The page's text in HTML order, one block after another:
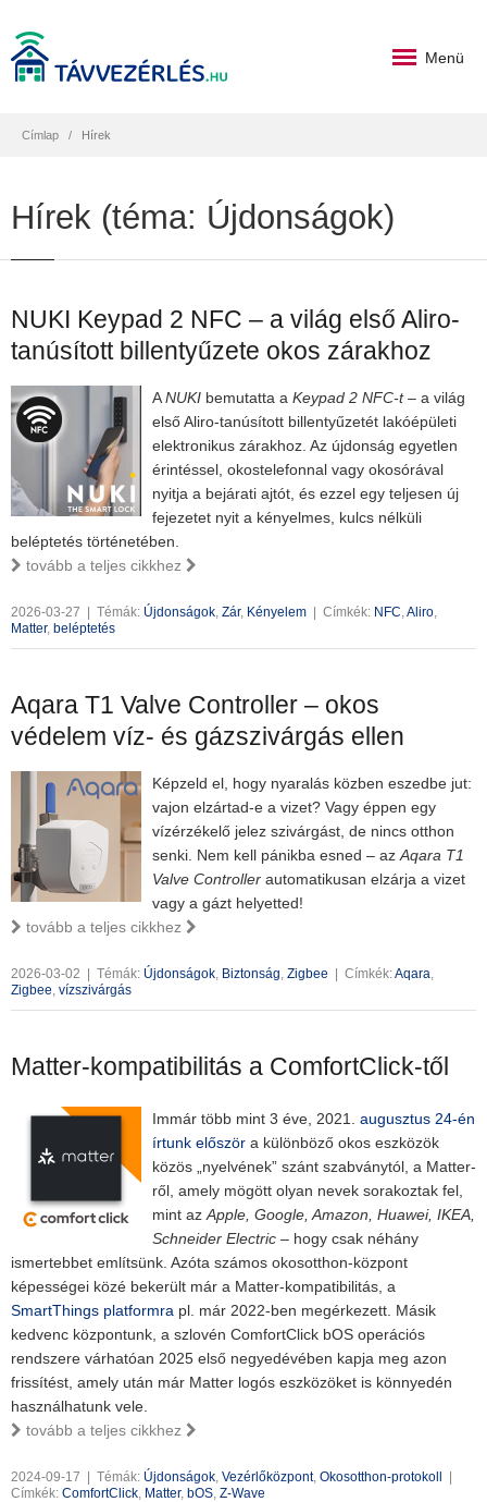
Menü
Címlap Hírek
Hírek (téma: Újdonságok)
NUKI Keypad 2 NFC – a világ első Aliro-
tanúsított billentyűzete okos zárakhoz
ANUKI bemutatta a Keypad 2 NFC-t– a világ
első Aliro-tanúsított billentyűzetét lakóépületi
elektronikus zárakhoz. Az újdonság egyetlen
érintéssel, okostelefonnal vagy okosórával
nyitja a bejárati ajtót, és ezzel egy teljesen új
fejezetet nyit a kényelmes, kulcs nélküli
beléptetés történetében.
tovább a teljes cikkhez
2026-03-27 Témák: Újdonságok, Zár, Kényelem Címkék: NFC,Aliro,
Matter, beléptetés
Aqara T1 Valve Controller – okos
védelem víz- és gázszivárgás ellen
Képzeld el, hogy nyaralás közben eszedbe jut:
vajon elzártad-e a vizet? Vagy éppen egy
vízérzékelő jelez szivárgást, de nincs otthon
senki. Nem kell pánikba esned – az Aqara T1
Valve Controller automatikusan elzárja a vizet
vagy a gázt helyetted!
tovább a teljes cikkhez
2026-03-02 Témák: Újdonságok, Biztonság, Zigbee Címkék:Aqara,
Zigbee, vízszivárgás
Matter-kompatibilitás a ComfortClick-től
Immár több mint 3 éve, 2021. augusztus 24-én
írtunk először a különböző okos eszközök
közös „nyelvének” szánt szabványtól, a Matter-
ről, amely mögött olyan nevek sorakoztak fel,
mint az Apple, Google, Amazon, Huawei, IKEA,
Schneider Electric – hogy csak néhány
ismertebbet említsünk. Azóta számos okosotthon-központ
képességei közé bekerült már a Matter-kompatibilitás, a
SmartThings platformra pl. már 2022-ben megérkezett. Másik
kedvenc központunk, a szlovén ComfortClick bOS operációs
rendszere várhatóan 2025 első negyedévében kapja meg azon
frissítést, amely után már Matter logós eszközöket is könnyedén
használhatunk vele.
tovább a teljes cikkhez
2024-09-17 Témák: Újdonságok, Vezérlőközpont, Okosotthon-protokoll
Címkék: ComfortClick, Matter, bOS, Z-Wave